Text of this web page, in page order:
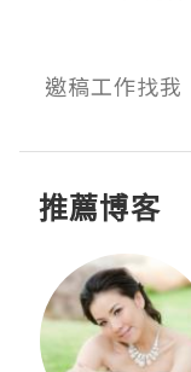
邀稿工作找
推薦博客